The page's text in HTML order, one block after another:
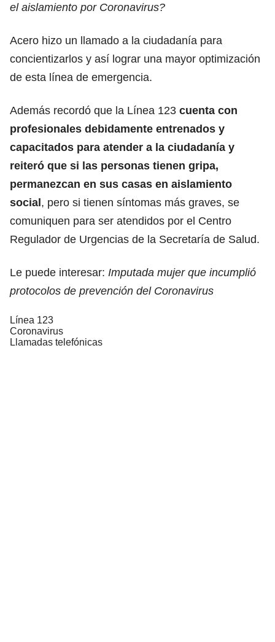
el aislamiento por Coronavirus?
Acero hizo un llamado a la ciudadanía para
concientizarlos y así lograr una mayor optimización
de esta línea de emergencia.
Además recordó que la Línea 123 cuenta con
profesionales debidamente entrenados y
capacitados para atender a la ciudadanía y
reiteró que si las personas tienen gripa,
permanezcan en sus casas en aislamiento
social, pero si tienen síntomas más graves, se
comuniquen para ser atendidos por el Centro
Regulador de Urgencias de la Secretaría de Salud.
Le puede interesar: Imputada mujer que incumplió
protocolos de prevención del Coronavirus
Línea 123
Coronavirus
Llamadas telefónicas